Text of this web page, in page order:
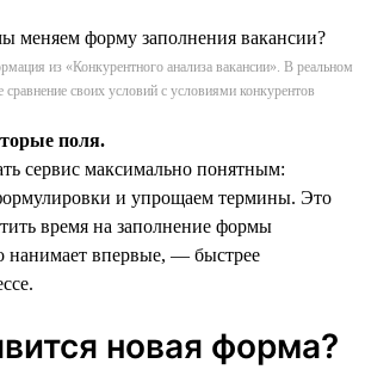
из «Конкурентного анализа вакансии». В реальном
своих условий с условиями конкурентов
поля.
сервис максимально понятным:
и упрощаем термины. Это
время на заполнение формы
нанимает впервые, — быстрее
новая форма?